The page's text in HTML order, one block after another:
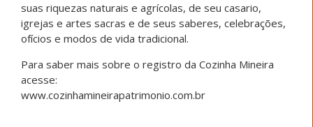
suas riquezas naturais e agrícolas, de seu casario,
igrejas e artes sacras e de seus saberes, celebrações,
ofícios e modos de vida tradicional.
Para saber mais sobre o registro da Cozinha Mineira
acesse:
www.cozinhamineirapatrimonio.com.br